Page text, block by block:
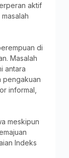
aktif
di
Masalah
antara
pengakuan
informal,
meskipun
Indeks